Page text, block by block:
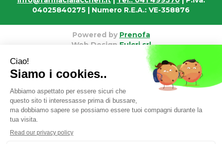
04025840275 | Numero R.E.A.: VE-358876
Powered by Prenofa
Web Design Fulcri srl